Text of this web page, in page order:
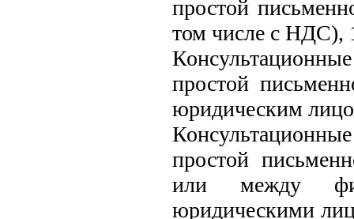
простой
том числе с НДС),
Консультационные
простой
юридическим
Консультационные
простой
или между
юридическими